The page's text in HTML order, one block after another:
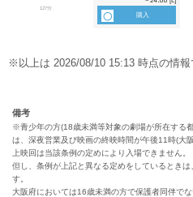
備考
※青少年の方(18歳未満等対象の劇場が所在する
は、深夜営業及び映画の終映時間が午後11時(大
上映回は当該条例の定めにより入場できません。
但し、条例が上記と異なる定めをしているとき
す。
大阪府においては16歳未満の方で保護者同伴で